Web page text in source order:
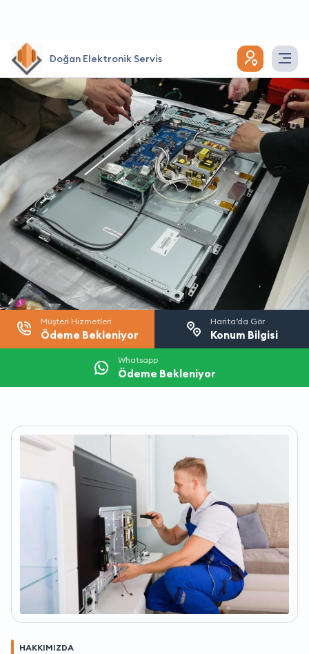
Doğan Elektronik Servis
Müşteri Hizmetleri
Ödeme Bekleniyor
Harita’da Gör
Konum Bilgisi
Whatsapp
Ödeme Bekleniyor
HAKKIMIZDA